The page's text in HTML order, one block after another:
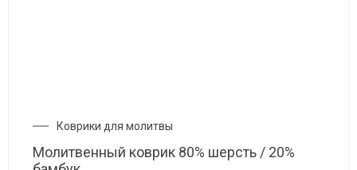
Коврики для молитвы
Молитвенный коврик 80% шерсть / 20%